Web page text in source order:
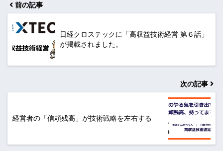
前の記事
日経クロステックに「高収益技術経営 第６話」
が掲載されました。
次の記事
経営者の「信頼残高」が技術戦略を左右する